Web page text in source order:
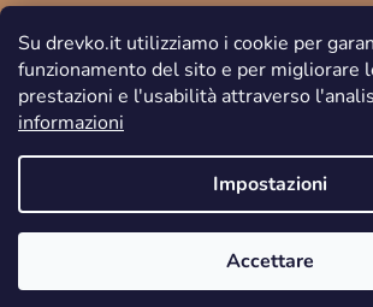
Su drevko.it utilizziamo i cookie per
funzionamento del sito e per migliorare
prestazioni e l'usabilità attraverso
informazioni
Impostazioni
Accettare
Creato da Shoptet